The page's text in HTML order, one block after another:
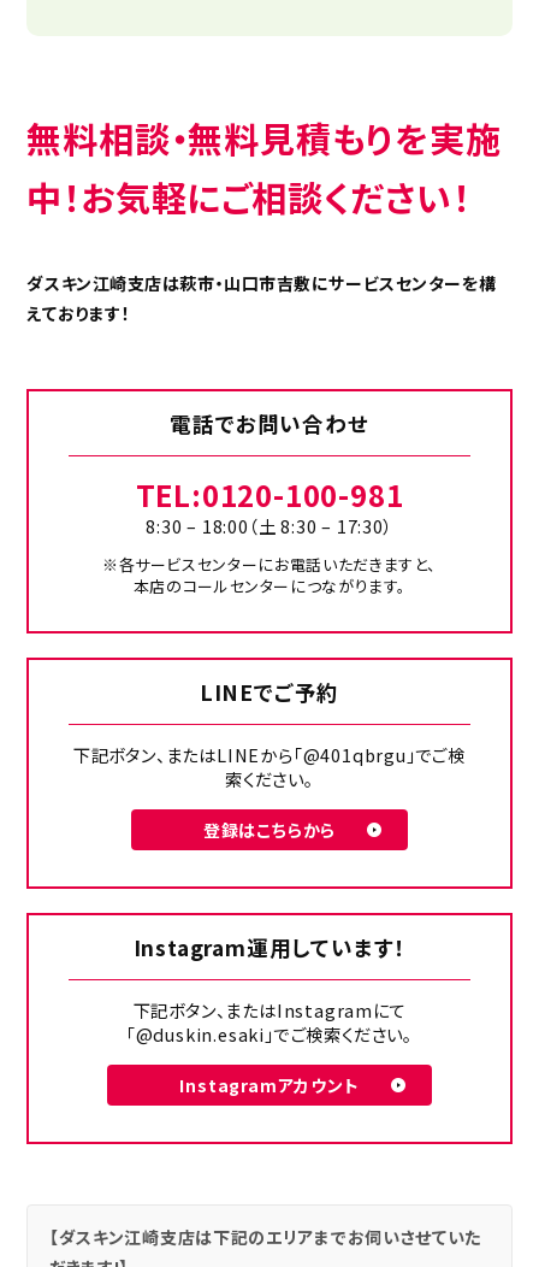
無料相談・無料見積もりを実施
中！お気軽にご相談ください！
ダスキン江崎支店は萩市・山口市吉敷にサービスセンターを構
えております！
電話でお問い合わせ
TEL:0120-100-981
8:30 – 18:00（土 8:30 – 17:30）
※各サービスセンターにお電話いただきますと、
本店のコールセンターにつながります。
LINEでご予約
下記ボタン、またはLINEから「@401qbrgu」でご検
索ください。
登録はこちらから
Instagram運用しています！
下記ボタン、またはInstagramにて
「@duskin.esaki」でご検索ください。
Instagramアカウント
【ダスキン江崎支店は下記のエリアまでお伺いさせていた